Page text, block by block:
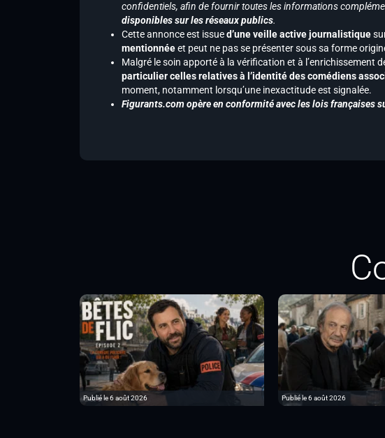
confidentiels, afin de fournir toutes les informations
disponibles sur les réseaux publics.
Cette annonce est issued’une veille active journalistique
mentionnéeet peut ne pas se présenter sous sa forme
Malgré le soin apporté à la vérification et à l’enrichissement
particulier celles relatives à l’identité des comédiens
moment, notamment lorsqu’une inexactitude est signalée.
Figurants.com opère en conformité avec les lois françaises
Publié le 6 août 2026 Publié le 6 août 2026